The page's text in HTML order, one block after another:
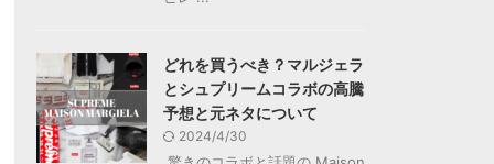
どれを買うべき？マルジェラ
とシュプリームコラボの高騰
予想と元ネタについて
2024/4/30